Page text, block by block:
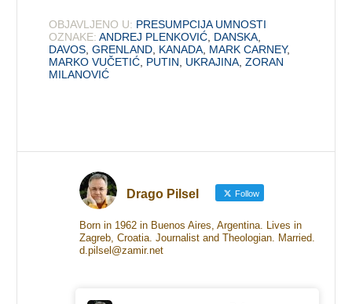
OBJAVLJENO U: PRESUMPCIJA UMNOSTI
OZNAKE: ANDREJ PLENKOVIĆ DANSKA
DAVOS ,GRENLAND KANADA MARK CARNEY,
MARKO VUČETIĆ PUTIN UKRAJINA ,ZORAN
MILANOVIĆ
Drago Pilsel Follow
Born in 1962 in Buenos Aires, Argentina. Lives in
Zagreb, Croatia. Journalist and Theologian. Married.
d.pilsel@zamir.net